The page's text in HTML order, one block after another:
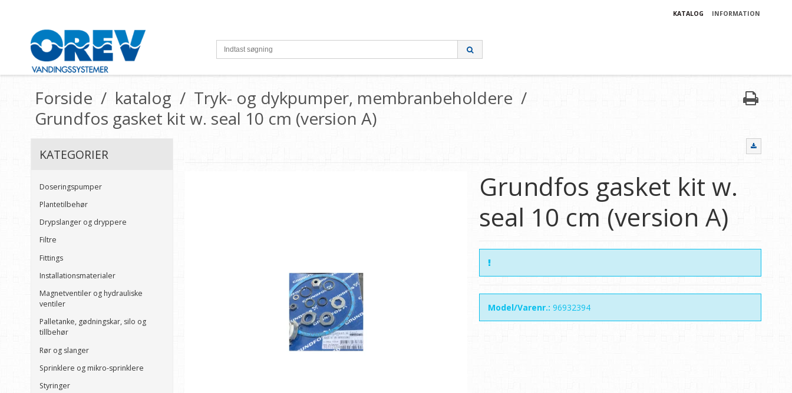
KATALOG INFORMATION
Forside / katalog / Tryk- og dykpumper, membranbeholdere /
Grundfos gasket kit w. seal 10 cm (version A)
KATEGORIER
Doseringspumper
Plantetilbehør
Drypslanger og dryppere
Filtre
Fittings
Installationsmaterialer
Magnetventiler og hydrauliske
ventiler
Palletanke, gødningskar, silo og
tillbehør
Rør og slanger
Sprinklere og mikro-sprinklere
Styringer
Grundfos gasket kit w.
seal 10 cm (version A)
Model/Varenr.: 96932394